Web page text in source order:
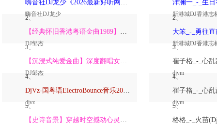
嗨音社DJ龙少《2026最新好听网络伤感歌曲推荐·深爱过的人一生惦记》
嗨音社DJ龙少
2、
【经典怀旧香港粤语金曲1989】高潮版【DJ邹杰】
DJ邹杰
3、
【沉浸式纯爱金曲】深度翻唱女声版【DJ邹杰】_
DJ邹杰
4、
DjVz-国粤语ElectroBounce音乐2026讲不出再见怀旧版蹦迪跳舞大碟
djvz
5、
【史诗音景】穿越时空撼动心灵的管弦乐【DJ邹杰】
新港城DJ香港志
2、
新港城DJ香港志
3、
djym
4、
djym
5、